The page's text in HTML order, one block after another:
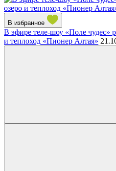
В избранное
В эфире теле-шоу «Поле чудес»
и теплоход «Пионер Алтая»